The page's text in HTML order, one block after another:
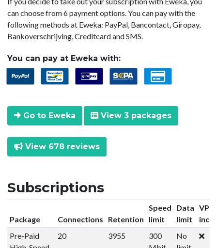
can choose from 6 payment options. You can pay with the
following methods at Eweka: PayPal, Bancontact, Giropay,
Bankoverschrijving, Creditcard and SMS.
You can pay at Eweka with:
Go to Eweka View 3 packages
View 678 reviews
Subscriptions
Package Connections Retention
Speed
limit
Data
limit
VPN
Pre-Paid
20 3955
300
No